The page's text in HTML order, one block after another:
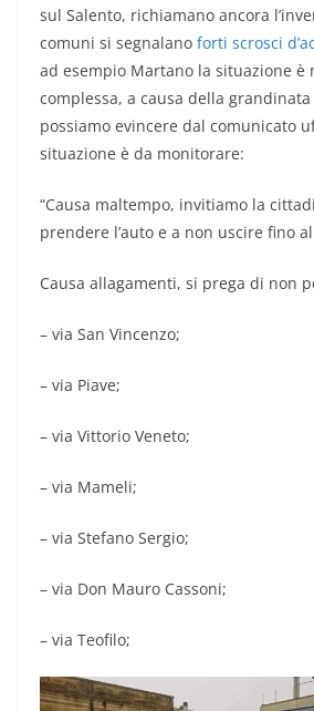
sul Salento, richiamano ancora
comuni si segnalano forti scrosci
ad esempio Martano la situazione è
complessa, a causa della
possiamo evincere dal comunicato
situazione è da monitorare:
“Causa maltempo, invitiamo la
prendere l’auto e a non uscire fino
Causa allagamenti, si prega di non
– via San Vincenzo;
– via Piave;
– via Vittorio Veneto;
– via Mameli;
– via Stefano Sergio;
– via Don Mauro Cassoni;
– via Teofilo;